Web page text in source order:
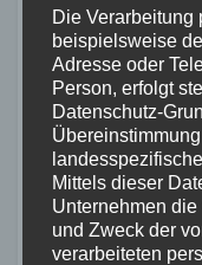
   - Sichern Sie gegebenenfalls
den
     die entsprechenden
Nachgang
Die Verarbeitung
beispielsweise
Adresse oder
Person, erfolgt
Datenschutz-
Mittels dieser
Unternehmen
und Zweck der
verarbeiteten